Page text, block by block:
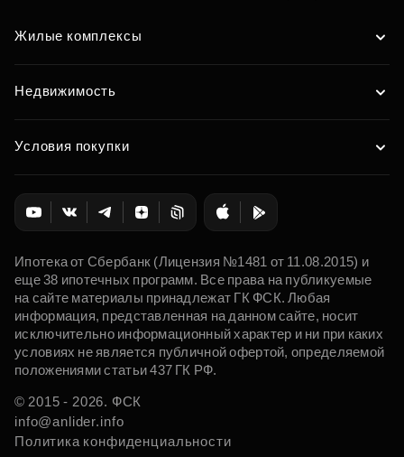
Жилые комплексы
Недвижимость
Условия покупки
Ипотека от Сбербанк (Лицензия №1481 от 11.08.2015) и
еще 38 ипотечных программ. Все права на публикуемые
на сайте материалы принадлежат ГК ФСК. Любая
информация, представленная на данном сайте, носит
исключительно информационный характер и ни при каких
условиях не является публичной офертой, определяемой
положениями статьи 437 ГК РФ.
© 2015 - 2026. ФСК
info@anlider.info
Политика конфиденциальности